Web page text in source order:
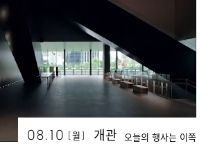
08.10 [월 ] 개관 오늘의 행사는 이쪽